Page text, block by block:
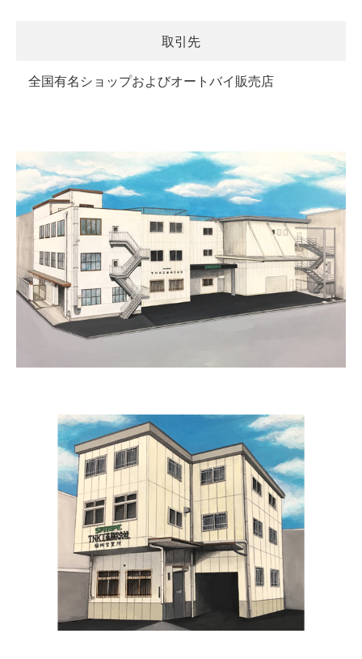
取引先
全国有名ショップおよびオートバイ販売店